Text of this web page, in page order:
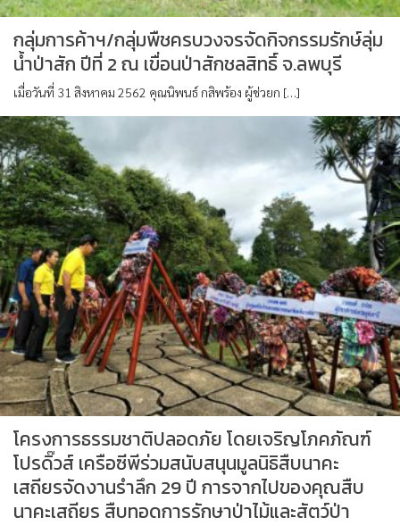
กลุ่มการค้าฯ/กลุ่มพืชครบวงจรจัดกิจกรรมรักษ์ลุ่ม
น้ำป่าสัก ปีที่ 2 ณ เขื่อนป่าสักชลสิทธิ์ จ.ลพบุรี
เมื่อวันที่ 31 สิงหาคม 2562 คุณนิพนธ์ กสิพร้อง ผู้ช่วยก […]
โครงการธรรมชาติปลอดภัย โดยเจริญโภคภัณฑ์
โปรดิ๊วส์ เครือซีพีร่วมสนับสนุนมูลนิธิสืบนาคะ
เสถียรจัดงานรำลึก 29 ปี การจากไปของคุณสืบ
นาคะเสถียร สืบทอดการรักษาป่าไม้และสัตว์ป่า